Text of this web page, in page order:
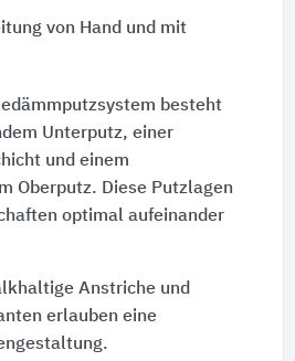
von Hand und mit
besteht
Unterputz, einer
und einem
Oberputz. Diese Putzlagen
optimal aufeinander
Anstriche und
erlauben eine